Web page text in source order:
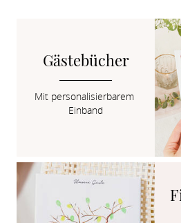
Gästebücher
Mit personalisierbarem
Einband